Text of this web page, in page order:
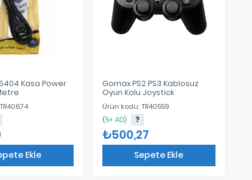
Kasa Power
Ekle
Gomax PS2 PS3 Kablosuz
Oyun Kolu Joystick
Ürün kodu: TR40559
(5+ AD)
₺500,27
Sepete Ekle